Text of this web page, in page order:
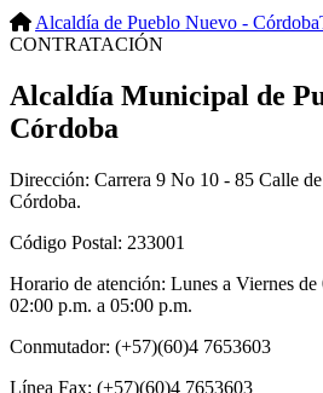
Alcaldía de Pueblo Nuevo - Córdoba
CONTRATACIÓN
Alcaldía Municipal de
Córdoba
Dirección: Carrera 9 No 10 - 85 Calle
Córdoba.
Código Postal: 233001
Horario de atención: Lunes a Viernes
02:00 p.m. a 05:00 p.m.
Conmutador: (+57)(60)4 7653603
Línea Fax: (+57)(60)4 7653603